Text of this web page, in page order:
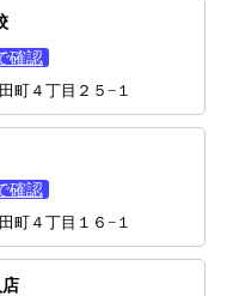
確認
町４丁目２５−１
確認
町４丁目１６−１